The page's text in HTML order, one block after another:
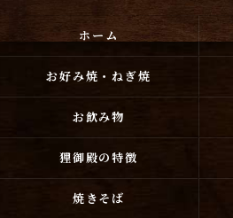
ホーム
お好み焼・ねぎ焼
お飲み物
狸御殿の特徴
焼きそば